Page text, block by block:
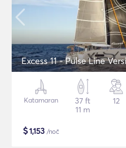
Excess 11 - Pulse Line
Katamaran
37 ft
11 m
12
$1,153 /noč